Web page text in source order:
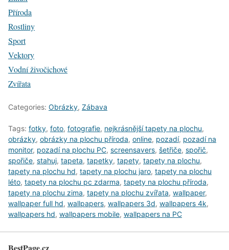
Příroda
Rostliny
Sport
Vektory
Vodní živočichové
Zvířata
Categories: Obrázky, Zábava
Tags: fotky, foto, fotografie, nejkrásnější tapety na plochu,
obrázky, obrázky na plochu příroda, online, pozadí, pozadí na
monitor, pozadí na plochu PC, screensavers, šetřiče, spořič,
spořiče, stahuj, tapeta, tapetky, tapety, tapety na plochu,
tapety na plochu hd, tapety na plochu jaro, tapety na plochu
léto, tapety na plochu pc zdarma, tapety na plochu příroda,
tapety na plochu zima, tapety na plochu zvířata, wallpaper,
wallpaper full hd, wallpapers, wallpapers 3d, wallpapers 4k,
wallpapers hd, wallpapers mobile, wallpapers na PC